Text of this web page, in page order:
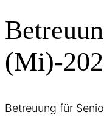
(Mi)-
Betreuung für